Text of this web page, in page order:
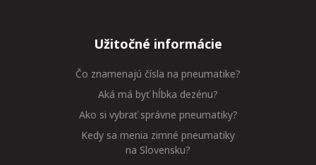
Užitočné informácie
Čo znamenajú čísla na pneumatike?
Aká má byť hĺbka dezénu?
Ako si vybrať správne pneumatiky?
Kedy sa menia zimné pneumatiky
na Slovensku?